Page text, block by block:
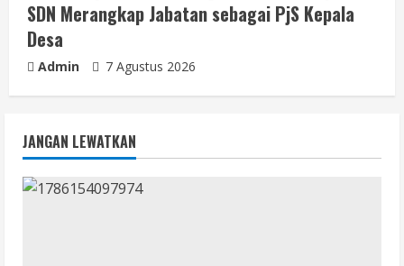
SDN Merangkap Jabatan sebagai PjS Kepala
Desa
Admin 7 Agustus 2026
JANGAN LEWATKAN